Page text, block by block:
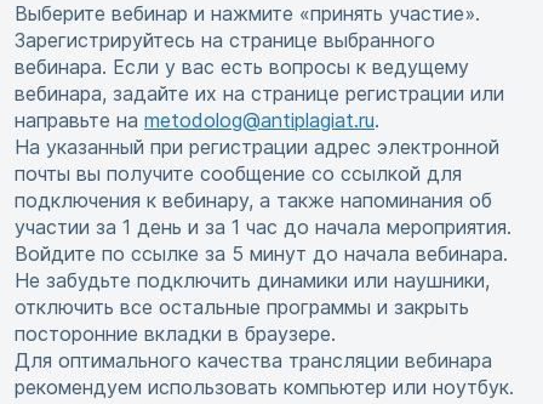
Выберите вебинар и нажмите «принять участие».
Зарегистрируйтесь на странице выбранного
вебинара. Если у вас есть вопросы к ведущему
вебинара, задайте их на странице регистрации или
направьте на metodolog@antiplagiat.ru.
На указанный при регистрации адрес электронной
почты вы получите сообщение со ссылкой для
подключения к вебинару, а также напоминания об
участии за 1 день и за 1 час до начала мероприятия.
Войдите по ссылке за 5 минут до начала вебинара.
Не забудьте подключить динамики или наушники,
отключить все остальные программы и закрыть
посторонние вкладки в браузере.
Для оптимального качества трансляции вебинара
рекомендуем использовать компьютер или ноутбук.